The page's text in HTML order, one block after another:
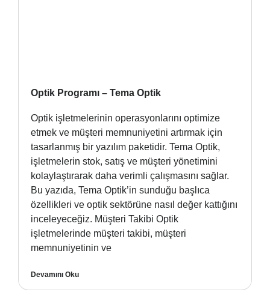
Optik Programı – Tema Optik
Optik işletmelerinin operasyonlarını optimize
etmek ve müşteri memnuniyetini artırmak için
tasarlanmış bir yazılım paketidir. Tema Optik,
işletmelerin stok, satış ve müşteri yönetimini
kolaylaştırarak daha verimli çalışmasını sağlar.
Bu yazıda, Tema Optik’in sunduğu başlıca
özellikleri ve optik sektörüne nasıl değer kattığını
inceleyeceğiz. Müşteri Takibi Optik
işletmelerinde müşteri takibi, müşteri
memnuniyetinin ve
Devamını Oku